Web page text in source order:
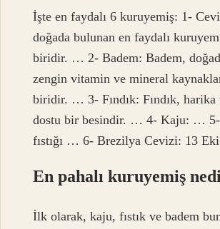
İşte en faydalı 6 kuruyemiş: 1-
doğada bulunan en faydalı
biridir. … 2- Badem: Badem,
zengin vitamin ve mineral
biridir. … 3- Fındık: Fındık, harika
dostu bir besindir. … 4- Kaju: …
fıstığı … 6- Brezilya Cevizi: 13
En pahalı kuruyemiş
İlk olarak, kaju, fıstık ve badem